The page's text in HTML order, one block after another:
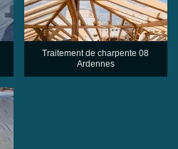
Traitement de charpente 08
Ardennes